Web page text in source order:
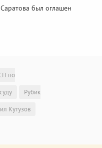
был оглашен
по
Рубик
Кутузов